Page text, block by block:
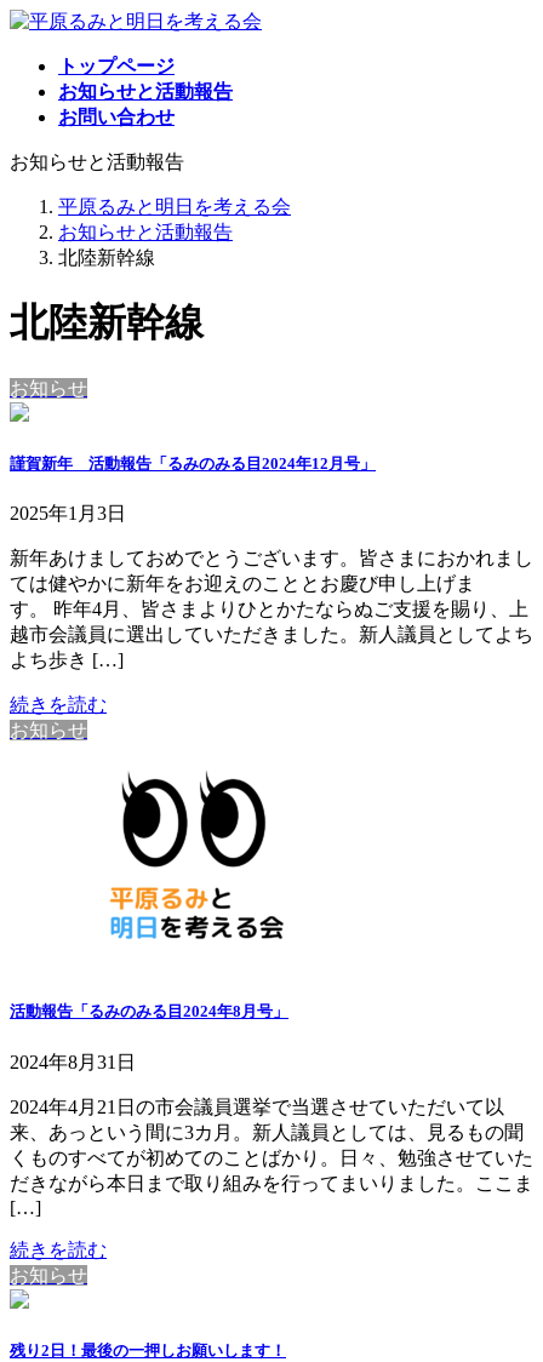
コ
ス
ナ
ン
トップページ
お知らせと活動報告
お問い合わせ
お知らせと活動報告
平原るみと明日を考える会
お知らせと活動報告
北陸新幹線
北陸新幹線
お知らせ
謹賀新年 活動報告「るみのみる目2024年12月号」
2025年1月3日
新年あけましておめでとうございます。皆さまにおかれまし
ては健やかに新年をお迎えのこととお慶び申し上げま
す。 昨年4月、皆さまよりひとかたならぬご支援を賜り、上
越市会議員に選出していただきました。新人議員としてよち
よち歩き […]
続きを読む
お知らせ
活動報告「るみのみる目2024年8月号」
2024年8月31日
2024年4月21日の市会議員選挙で当選させていただいて以
来、あっという間に3カ月。新人議員としては、見るもの聞
くものすべてが初めてのことばかり。日々、勉強させていた
だきながら本日まで取り組みを行ってまいりました。ここま
[…]
続きを読む
お知らせ
残り2日！最後の一押しお願いします！